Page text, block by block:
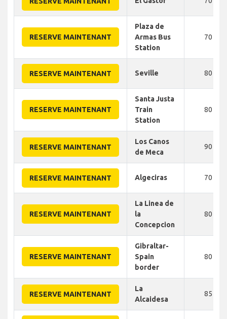
RESERVE MAINTENANT
Plaza de
Armas Bus
Station
70
RESERVE MAINTENANT Seville 80
RESERVE MAINTENANT
Santa Justa
Train
Station
80
RESERVE MAINTENANT
Los Canos
de Meca
90
RESERVE MAINTENANT Algeciras 70
RESERVE MAINTENANT
La Linea de
la
Concepcion
80
RESERVE MAINTENANT
Gibraltar-
Spain
border
80
RESERVE MAINTENANT
La
Alcaidesa
85